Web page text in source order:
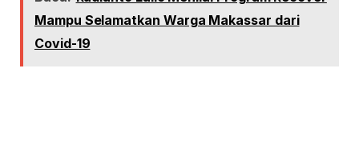
Mampu Selamatkan Warga Makassar dari
Covid-19